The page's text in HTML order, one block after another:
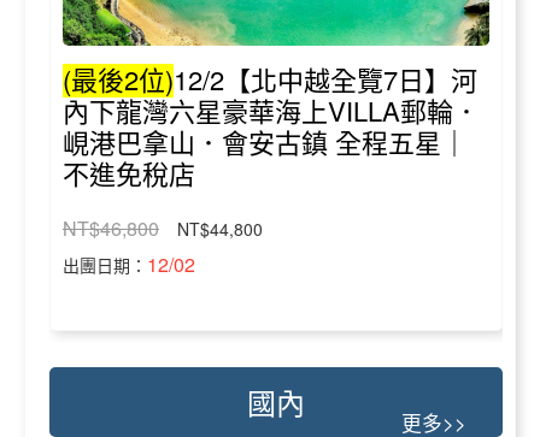
(最後2位)12/2【北中越全覽7日】河
內下龍灣六星豪華海上VILLA郵輪．
峴港巴拿山．會安古鎮 全程五星｜
不進免稅店
NT$46,800
NT$44,800
出團日期： 12/02
國內 更多>>